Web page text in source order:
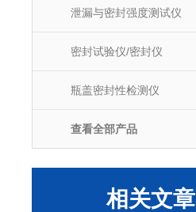
泄漏与密封强度测试仪
密封试验仪/密封仪
瓶盖密封性检测仪
查看全部产品
相关文章